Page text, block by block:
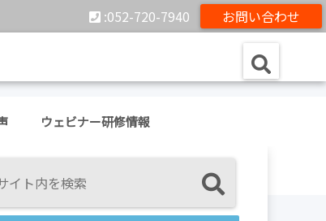
お問い合わせ
:052-720-7940
ウェビナー研修情報